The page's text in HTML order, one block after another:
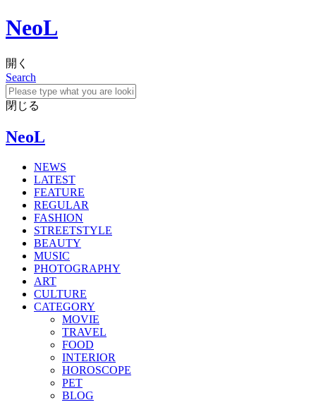
NeoL
開く
Search
閉じる
NeoL
NEWS
LATEST
FEATURE
REGULAR
FASHION
STREETSTYLE
BEAUTY
MUSIC
PHOTOGRAPHY
ART
CULTURE
CATEGORY
MOVIE
TRAVEL
FOOD
INTERIOR
HOROSCOPE
PET
BLOG